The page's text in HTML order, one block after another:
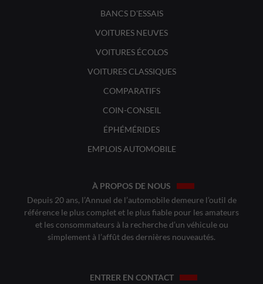
BANCS D'ESSAIS
VOITURES NEUVES
VOITURES ÉCOLOS
VOITURES CLASSIQUES
COMPARATIFS
COIN-CONSEIL
ÉPHÉMÉRIDES
EMPLOIS AUTOMOBILE
À PROPOS DE NOUS
Depuis 20 ans, l’Annuel de l’automobile demeure l’outil de
référence le plus complet et le plus fiable pour les amateurs
et les consommateurs à la recherche d’un véhicule ou
simplement à l’affût des dernières nouveautés.
ENTRER EN CONTACT